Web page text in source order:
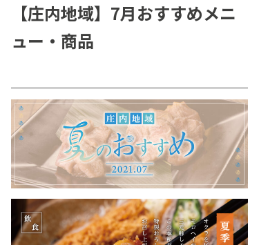
コミットメント
【庄内地域】7月おすすめメニ
ュー・商品